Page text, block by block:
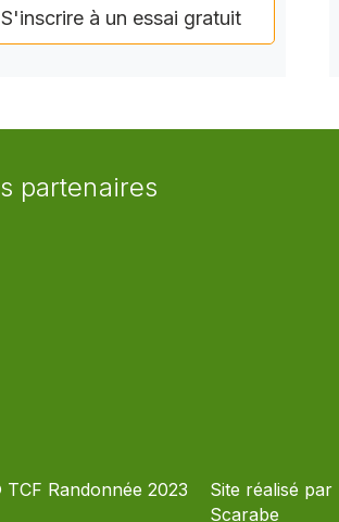
S'inscrire à un essai gratuit
partenaires
Randonnée 2023
Site réalisé par
Scarabe